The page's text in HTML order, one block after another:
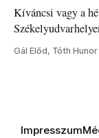
Kíváncsi vagy a
a fogaddal, a
Gál Előd, Tóth Hunor
Impresszum